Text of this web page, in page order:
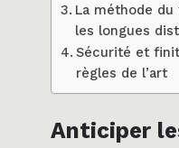
La méthode
les longues
Sécurité et
règles de l’art
Anticiper